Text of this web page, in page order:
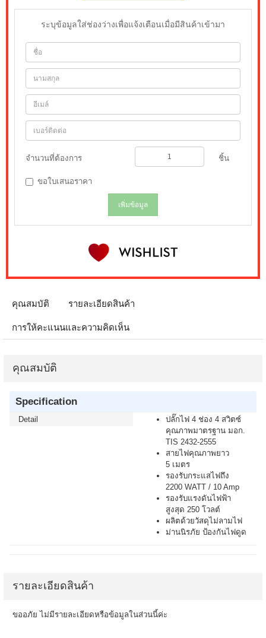
ระบุข้อมูลใส่ช่องว่างเพื่อแจ้งเตือนเมื่อมีสินค้าเข้ามา
จำนวนที่ต้องการ ชิ้น
ขอใบเสนอราคา
เพิ่มข้อมูล
คุณสมบัติ รายละเอียดสินค้า
การให้คะแนนและความคิดเห็น
คุณสมบัติ
Specification
Detail
ปลั๊กไฟ 4 ช่อง 4 สวิตซ์
คุณภาพมาตรฐาน มอก.
TIS 2432-2555
สายไฟคุณภาพยาว
5 เมตร
รองรับกระแสไฟถึง
2200 WATT / 10 Amp
รองรับแรงดันไฟฟ้า
สูงสุด 250 โวลต์
ผลิตด้วยวัสดุไม่ลามไฟ
ม่านนิรภัย ป้องกันไฟดูด
รายละเอียดสินค้า
ขออภัย ไม่มีรายละเอียดหรือข้อมูลในส่วนนี้ค่ะ